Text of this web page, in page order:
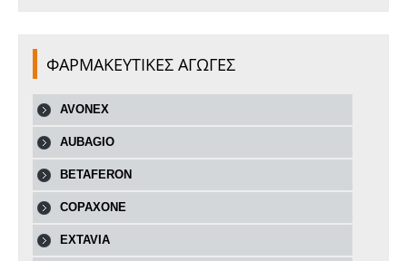
ΦΑΡΜΑΚΕΥΤΙΚΕΣ ΑΓΩΓΕΣ
AVONEX
AUBAGIO
BETAFERON
COPAXONE
EXTAVIA